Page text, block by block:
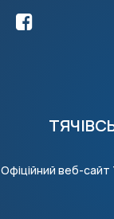
Офіційний веб-сайт